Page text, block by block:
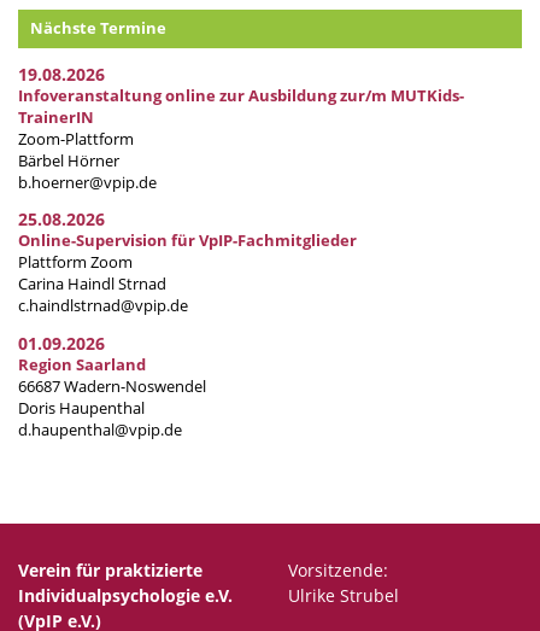
Nächste Termine
19.08.2026
Infoveranstaltung online zur Ausbildung zur/m MUTKids-
TrainerIN
Zoom-Plattform
Bärbel Hörner
b.hoerner@vpip.de
25.08.2026
Online-Supervision für VpIP-Fachmitglieder
Plattform Zoom
Carina Haindl Strnad
c.haindlstrnad@vpip.de
01.09.2026
Region Saarland
66687 Wadern-Noswendel
Doris Haupenthal
d.haupenthal@vpip.de
Verein für praktizierte
Individualpsychologie e.V.
(VpIP e.V.)
Vorsitzende:
Ulrike Strubel